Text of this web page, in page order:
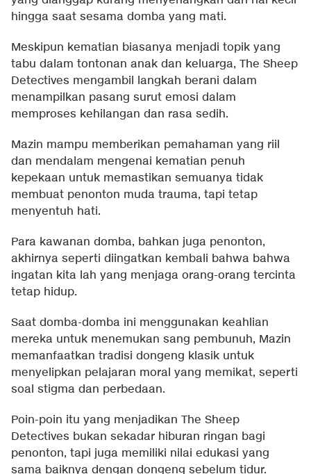
hingga saat sesama domba yang mati.
Meskipun kematian biasanya menjadi topik yang
tabu dalam tontonan anak dan keluarga, The Sheep
Detectives mengambil langkah berani dalam
menampilkan pasang surut emosi dalam
memproses kehilangan dan rasa sedih.
Mazin mampu memberikan pemahaman yang riil
dan mendalam mengenai kematian penuh
kepekaan untuk memastikan semuanya tidak
membuat penonton muda trauma, tapi tetap
menyentuh hati.
Para kawanan domba, bahkan juga penonton,
akhirnya seperti diingatkan kembali bahwa bahwa
ingatan kita lah yang menjaga orang-orang tercinta
tetap hidup.
Saat domba-domba ini menggunakan keahlian
mereka untuk menemukan sang pembunuh, Mazin
memanfaatkan tradisi dongeng klasik untuk
menyelipkan pelajaran moral yang memikat, seperti
soal stigma dan perbedaan.
Poin-poin itu yang menjadikan The Sheep
Detectives bukan sekadar hiburan ringan bagi
penonton, tapi juga memiliki nilai edukasi yang
sama baiknya dengan dongeng sebelum tidur.